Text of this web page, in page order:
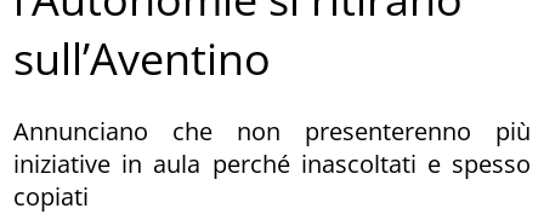
sull’Aventino
Annunciano che non presenterenno più
iniziative in aula perché inascoltati e spesso
copiati